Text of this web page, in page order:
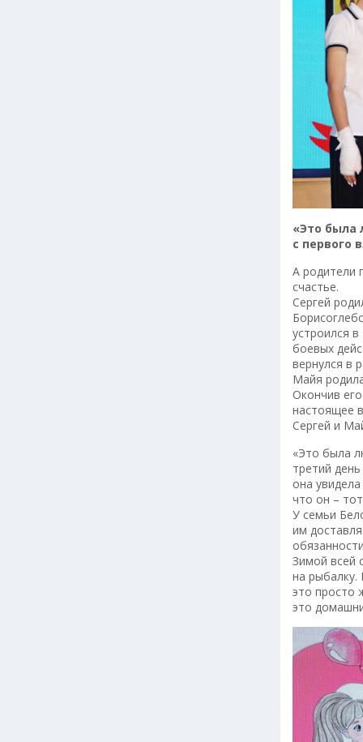
«Это была
с первого
А родители
счастье.
Сергей
устроился
боевых
вернулся в
Майя
Окончив
настоящее
Сергей и
«Это была
третий
она
что он –
У семьи
им
Зимой всей
на рыбалку.
это просто
это